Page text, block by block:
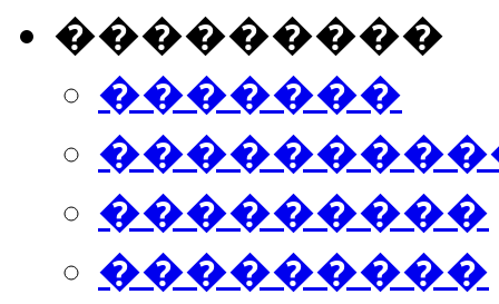
���������
�������
���������
���������